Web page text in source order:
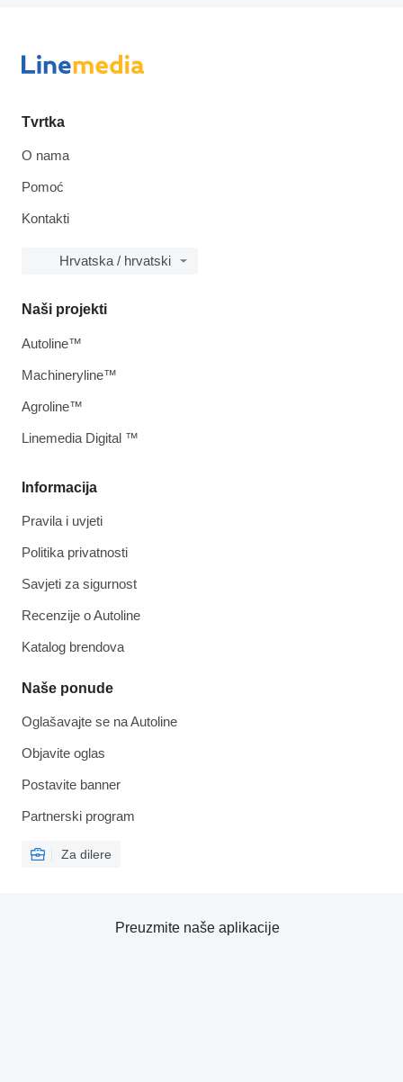
Tvrtka
O nama
Pomoć
Kontakti
Hrvatska / hrvatski
Informacija
Pravila i uvjeti
Politika privatnosti
Savjeti za sigurnost
Recenzije o Autoline
Katalog brendova
Naše ponude
Oglašavajte se na Autoline
Objavite oglas
Postavite banner
Partnerski program
Za dilere
Naši projekti
Autoline™
Machineryline™
Agroline™
Linemedia Digital ™
Preuzmite naše aplikacije